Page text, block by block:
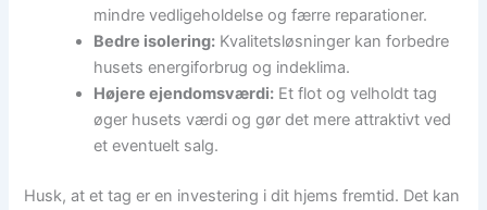
mindre vedligeholdelse og færre reparationer.
Bedre isolering: Kvalitetsløsninger kan forbedre
husets energiforbrug og indeklima.
Højere ejendomsværdi: Et flot og velholdt tag
øger husets værdi og gør det mere attraktivt ved
et eventuelt salg.
Husk, at et tag er en investering i dit hjems fremtid. Det kan